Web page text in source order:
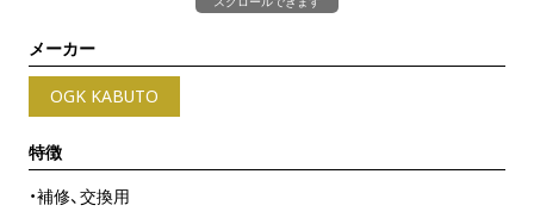
メーカー
OGK KABUTO
特徴
・補修、交換用